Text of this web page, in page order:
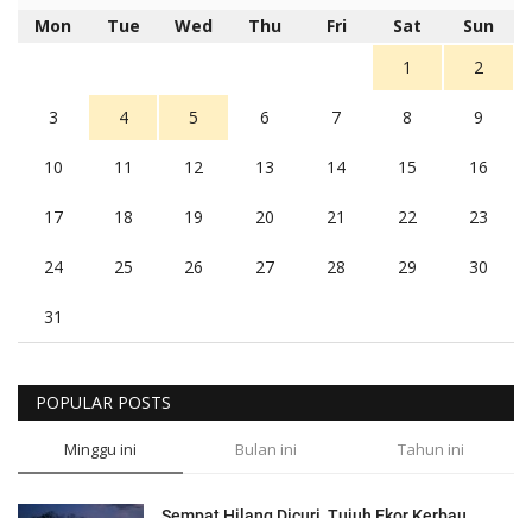
Mon Tue Wed Thu Fri Sat
Sun
1
2
3 4 5 6 7 8 9
10 11 12 13 14 15 16
17 18 19 20 21 22 23
24 25 26 27 28 29 30
31
POPULAR POSTS
Minggu ini Bulan ini Tahun ini